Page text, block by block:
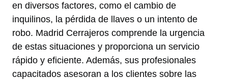
en diversos factores, como el cambio de
inquilinos, la pérdida de llaves o un intento de
robo. Madrid Cerrajeros comprende la urgencia
de estas situaciones y proporciona un servicio
rápido y eficiente. Además, sus profesionales
capacitados asesoran a los clientes sobre las